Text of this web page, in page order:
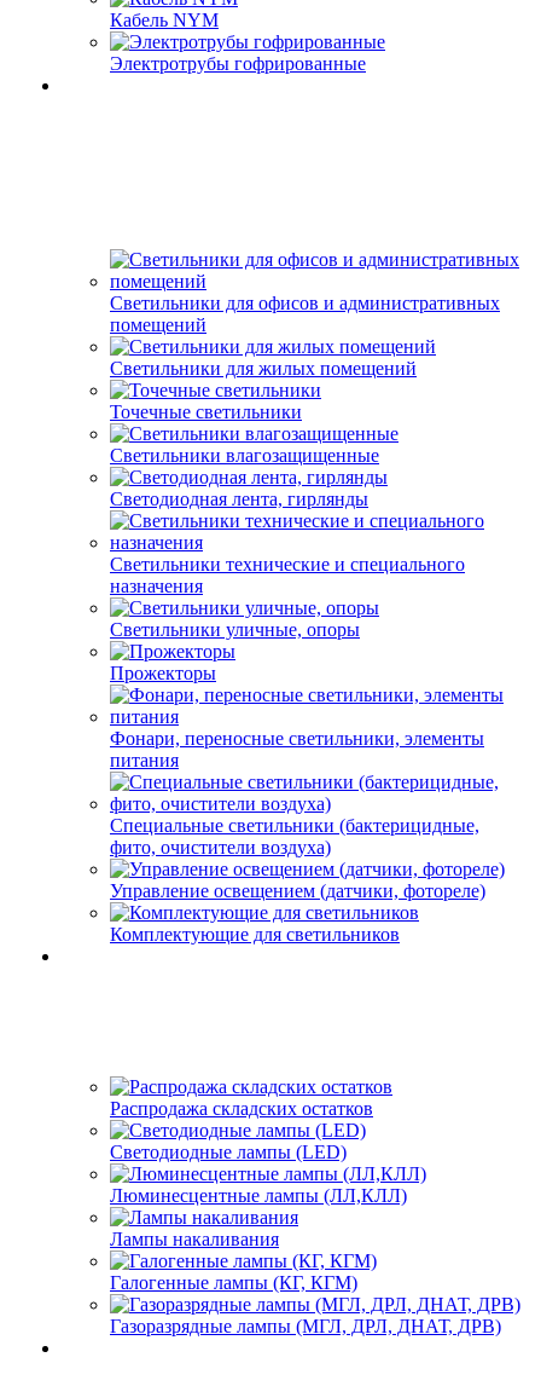
Кабель NYM
Электротрубы гофрированные
Светильники для офисов и административных
помещений
Светильники для жилых помещений
Точечные светильники
Светильники влагозащищенные
Светодиодная лента, гирлянды
Светильники технические и специального
назначения
Светильники уличные, опоры
Прожекторы
Фонари, переносные светильники, элементы
питания
Специальные светильники (бактерицидные,
фито, очистители воздуха)
Управление освещением (датчики, фотореле)
Комплектующие для светильников
Распродажа складских остатков
Светодиодные лампы (LED)
Люминесцентные лампы (ЛЛ,КЛЛ)
Лампы накаливания
Галогенные лампы (КГ, КГМ)
Газоразрядные лампы (МГЛ, ДРЛ, ДНАТ, ДРВ)